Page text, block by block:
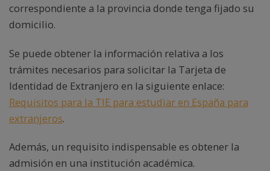
correspondiente a la provincia donde tenga fijado su
domicilio.
Se puede obtener la información relativa a los
trámites necesarios para solicitar la Tarjeta de
Identidad de Extranjero en la siguiente enlace:
Requisitos para la TIE para estudiar en España para
extranjeros.
Además, un requisito indispensable es obtener la
admisión en una institución académica.